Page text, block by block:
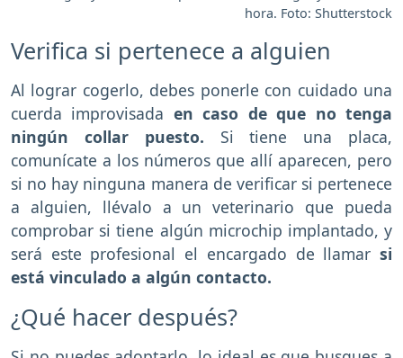
hora. Foto: Shutterstock
Verifica si pertenece a alguien
Al lograr cogerlo, debes ponerle con cuidado una
cuerda improvisada en caso de que no tenga
ningún collar puesto. Si tiene una placa,
comunícate a los números que allí aparecen, pero
si no hay ninguna manera de verificar si pertenece
a alguien, llévalo a un veterinario que pueda
comprobar si tiene algún microchip implantado, y
será este profesional el encargado de llamar si
está vinculado a algún contacto.
¿Qué hacer después?